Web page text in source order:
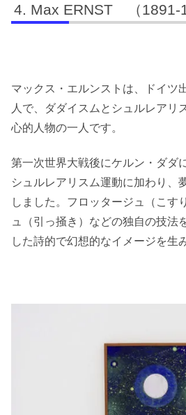
Max ERNST （1891-
マックス・エルンストは、ドイツ
人で、ダダイスムとシュルレアリ
心的人物の一人です。
第一次世界大戦後にケルン・ダダ
シュルレアリスム運動に加わり、
しました。フロッタージュ（こす
ュ（引っ掻き）などの独自の技法
した詩的で幻想的なイメージを生